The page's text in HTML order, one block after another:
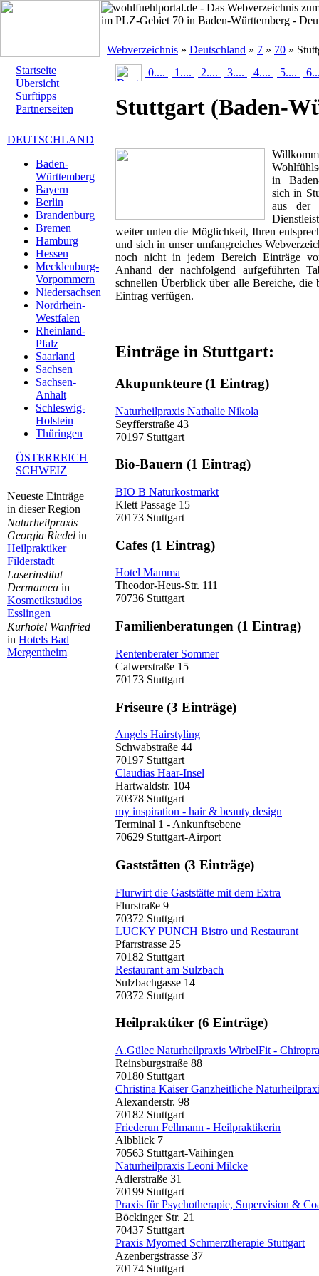
Webverzeichnis » Deutschland » 7 » 70 »
Startseite
Übersicht
Surftipps
Partnerseiten
DEUTSCHLAND
Baden-
Württemberg
Bayern
Berlin
Brandenburg
Bremen
Hamburg
Hessen
Mecklenburg-
Vorpommern
Niedersachsen
Nordrhein-
Westfalen
Rheinland-
Pfalz
Saarland
Sachsen
Sachsen-
Anhalt
Schleswig-
Holstein
Thüringen
ÖSTERREICH
SCHWEIZ
Neueste Einträge
in dieser Region
Naturheilpraxis
Georgia Riedel in
Heilpraktiker
Filderstadt
Laserinstitut
Dermamea in
Kosmetikstudios
Esslingen
Kurhotel Wanfried
in Hotels Bad
Mergentheim
0.... 1.... 2.... 3.... 4.... 5....
Stuttgart (Baden-
in
sich in
aus der
weiter unten die Möglichkeit, Ihren
und sich in unser umfangreiches
noch nicht in jedem Bereich Einträge
Anhand der nachfolgend aufgeführten
schnellen Überblick über alle Bereiche, die
Eintrag verfügen.
Einträge in Stuttgart:
Akupunkteure (1 Eintrag)
Naturheilpraxis Nathalie Nikola
Seyfferstraße 43
70197 Stuttgart
Bio-Bauern (1 Eintrag)
BIO B Naturkostmarkt
Klett Passage 15
70173 Stuttgart
Cafes (1 Eintrag)
Hotel Mamma
Theodor-Heus-Str. 111
70736 Stuttgart
Familienberatungen (1 Eintrag)
Rentenberater Sommer
Calwerstraße 15
70173 Stuttgart
Friseure (3 Einträge)
Angels Hairstyling
Schwabstraße 44
70197 Stuttgart
Claudias Haar-Insel
Hartwaldstr. 104
70378 Stuttgart
my inspiration - hair & beauty design
Terminal 1 - Ankunftsebene
70629 Stuttgart-Airport
Gaststätten (3 Einträge)
Flurwirt die Gaststätte mit dem Extra
Flurstraße 9
70372 Stuttgart
LUCKY PUNCH Bistro und Restaurant
Pfarrstrasse 25
70182 Stuttgart
Restaurant am Sulzbach
Sulzbachgasse 14
70372 Stuttgart
Heilpraktiker (6 Einträge)
A.Gülec Naturheilpraxis WirbelFit -
Reinsburgstraße 88
70180 Stuttgart
Christina Kaiser Ganzheitliche
Alexanderstr. 98
70182 Stuttgart
Friederun Fellmann - Heilpraktikerin
Albblick 7
70563 Stuttgart-Vaihingen
Naturheilpraxis Leoni Milcke
Adlerstraße 31
70199 Stuttgart
Praxis für Psychotherapie, Supervision &
Böckinger Str. 21
70437 Stuttgart
Praxis Myomed Schmerztherapie Stuttgart
Azenbergstrasse 37
70174 Stuttgart